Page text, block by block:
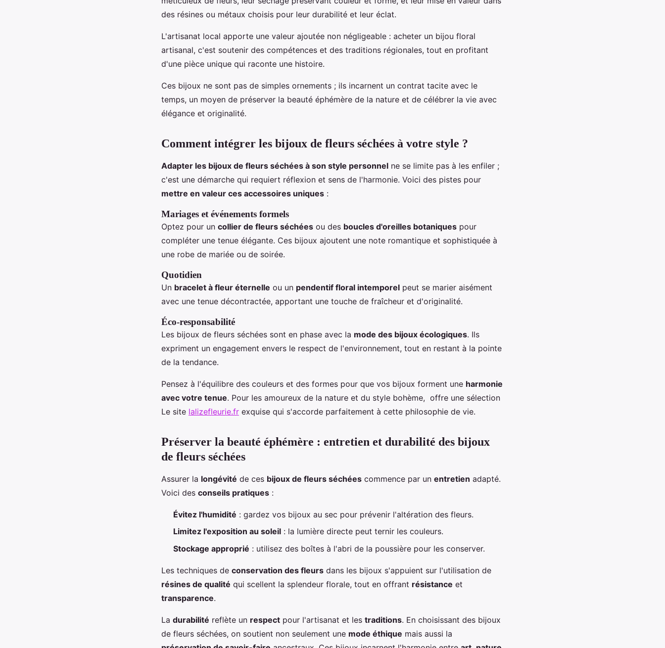
des résines ou métaux choisis pour leur durabilité et leur éclat.
L'artisanat local apporte une valeur ajoutée non négligeable : acheter un bijou floral
artisanal, c'est soutenir des compétences et des traditions régionales, tout en profitant
d'une pièce unique qui raconte une histoire.
Ces bijoux ne sont pas de simples ornements ; ils incarnent un contrat tacite avec le
temps, un moyen de préserver la beauté éphémère de la nature et de célébrer la vie avec
élégance et originalité.
Comment intégrer les bijoux de fleurs séchées à votre style ?
Adapter les bijoux de fleurs séchées à son style personnel ne se limite pas à les enfiler ;
c'est une démarche qui requiert réflexion et sens de l'harmonie. Voici des pistes pour
mettre en valeur ces accessoires uniques :
Mariages et événements formels
Optez pour un collier de fleurs séchées ou des boucles d'oreilles botaniques pour
compléter une tenue élégante. Ces bijoux ajoutent une note romantique et sophistiquée à
une robe de mariée ou de soirée.
Quotidien
Un bracelet à fleur éternelle ou un pendentif floral intemporel peut se marier aisément
avec une tenue décontractée, apportant une touche de fraîcheur et d'originalité.
Éco-responsabilité
Les bijoux de fleurs séchées sont en phase avec la mode des bijoux écologiques. Ils
expriment un engagement envers le respect de l'environnement, tout en restant à la pointe
de la tendance.
Pensez à l'équilibre des couleurs et des formes pour que vos bijoux forment une harmonie
avec votre tenue. Pour les amoureux de la nature et du style bohème, offre une sélection
Le site lalizefleurie.fr exquise qui s'accorde parfaitement à cette philosophie de vie.
Préserver la beauté éphémère : entretien et durabilité des bijoux
de fleurs séchées
Assurer la longévité de ces bijoux de fleurs séchées commence par un entretien adapté.
Voici des conseils pratiques :
Évitez l'humidité : gardez vos bijoux au sec pour prévenir l'altération des fleurs.
Limitez l'exposition au soleil : la lumière directe peut ternir les couleurs.
Stockage approprié : utilisez des boîtes à l'abri de la poussière pour les conserver.
Les techniques de conservation des fleurs dans les bijoux s'appuient sur l'utilisation de
résines de qualité qui scellent la splendeur florale, tout en offrant résistance et
transparence.
La durabilité reflète un respect pour l'artisanat et les traditions. En choisissant des bijoux
de fleurs séchées, on soutient non seulement une mode éthique mais aussi la